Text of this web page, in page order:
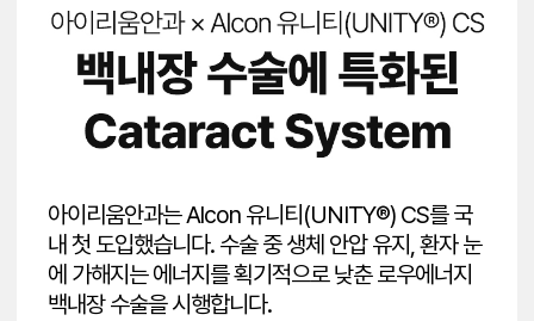
아이리움안과는 Alcon 유니티(UNITY®) CS를 국
내 첫 도입했습니다. 수술 중 생체 안압 유지, 환자 눈
에 가해지는 에너지를 획기적으로 낮춘 로우에너지
백내장 수술을 시행합니다.